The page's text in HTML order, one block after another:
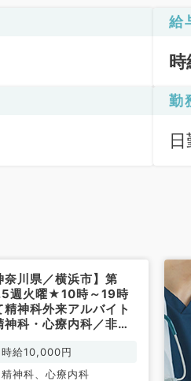
給
勤
奈川県／横浜市】第
週火曜★10時～19時
精神科外来アルバイト
神科・心療内科／非常
時給10,000円
精神科、心療内科